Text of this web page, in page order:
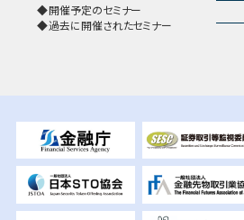
開催予定のセミナー
過去に開催されたセミナー